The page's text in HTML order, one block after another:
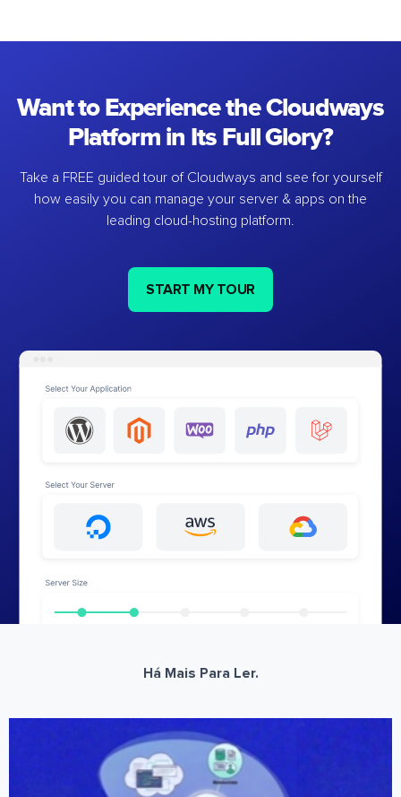
Want to Experience the Cloudways
Platform in Its Full Glory?
Take a FREE guided tour of Cloudways and see for yourself
how easily you can manage your server & apps on the
leading cloud-hosting platform.
START MY TOUR
Há Mais Para Ler.